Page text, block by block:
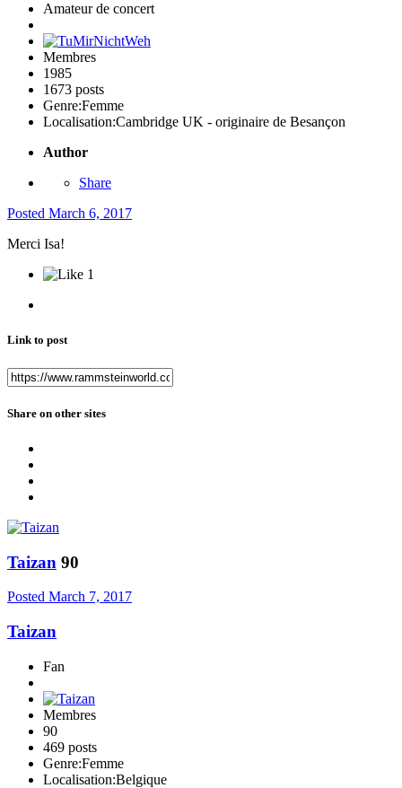
Amateur de concert
Membres
1985
1673 posts
Genre:Femme
Localisation:Cambridge UK - originaire de Besançon
Author
Share
Posted March 6, 2017
Merci Isa!
1
Link to post
Share on other sites
Taizan 90
Posted March 7, 2017
Taizan
Fan
Membres
90
469 posts
Genre:Femme
Localisation:Belgique